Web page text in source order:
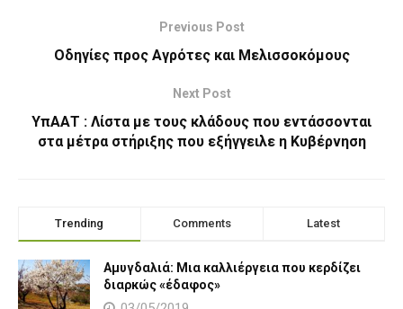
Previous Post
Οδηγίες προς Αγρότες και Μελισσοκόμους
Next Post
ΥπΑΑΤ : Λίστα με τους κλάδους που εντάσσονται
στα μέτρα στήριξης που εξήγγειλε η Κυβέρνηση
Trending Comments Latest
Αμυγδαλιά: Μια καλλιέργεια που κερδίζει
διαρκώς «έδαφος»